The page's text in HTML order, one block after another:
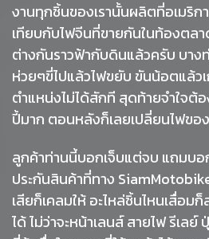
งานทุกชิ้นของเรานั้นผลิตที่อเมริก
เทียบกับไฟจีนที่ขายกันในท้องตล
ต่างกันราวฟ้ากับดินแล้วครับ บาง
ห่วยๆขี่ไปแล้วไฟขยับ ขันน้อตแล้ว
ตำแหน่งไม่ได้สักที สุดท้ายจำใจต้
ปี้มาก ตอนหลังก็เลยเปลี่ยนไฟของ
ลูกค้าท่านนี้บอกเจ็บแต่จบ แถมบอ
ประกันสินค้าที่ทาง
เสียก็เคลมให้ อะไหล่ชิ้นไหนเสื่อม
ได้ ไม่ว่าจะหน้าเลนส์ สายไฟ รีเล